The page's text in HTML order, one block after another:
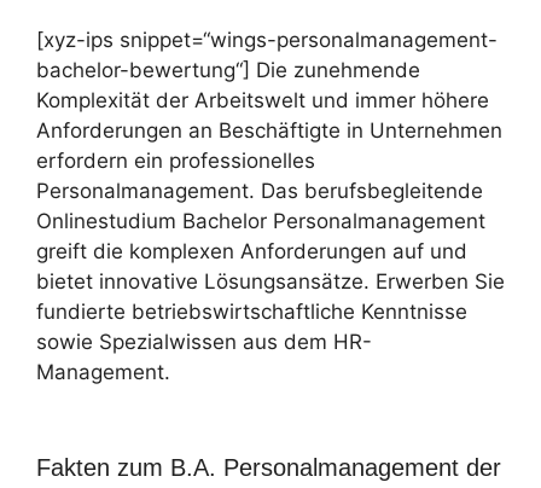
[xyz-ips snippet=“wings-personalmanagement-
bachelor-bewertung“] Die zunehmende
Komplexität der Arbeitswelt und immer höhere
Anforderungen an Beschäftigte in Unternehmen
erfordern ein professionelles
Personalmanagement. Das berufsbegleitende
Onlinestudium Bachelor Personalmanagement
greift die komplexen Anforderungen auf und
bietet innovative Lösungsansätze. Erwerben Sie
fundierte betriebswirtschaftliche Kenntnisse
sowie Spezialwissen aus dem HR-
Management.
Fakten zum B.A. Personalmanagement der